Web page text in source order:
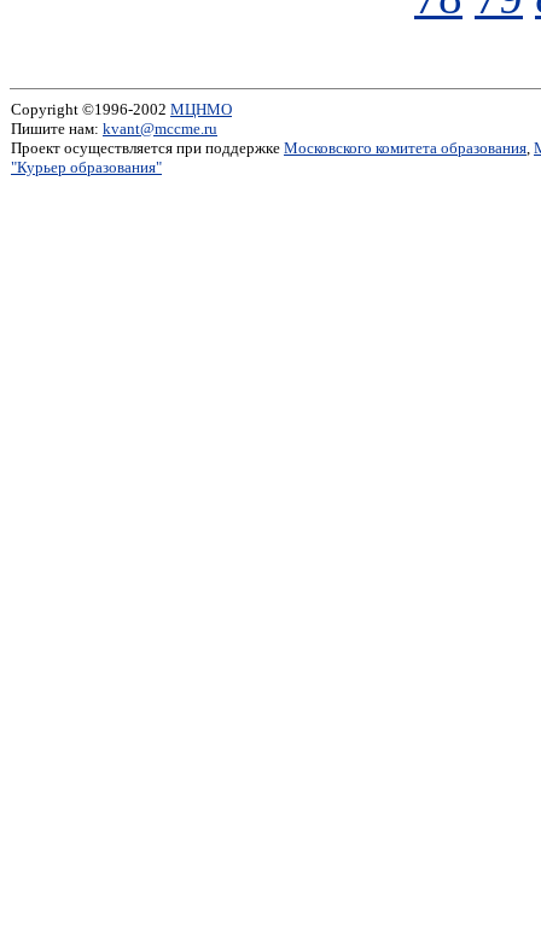
Copyright ©1996-2002 МЦНМО
Пишите нам: kvant@mccme.ru
Проект осуществляется при поддержке Московского комитета образования,
"Курьер образования"